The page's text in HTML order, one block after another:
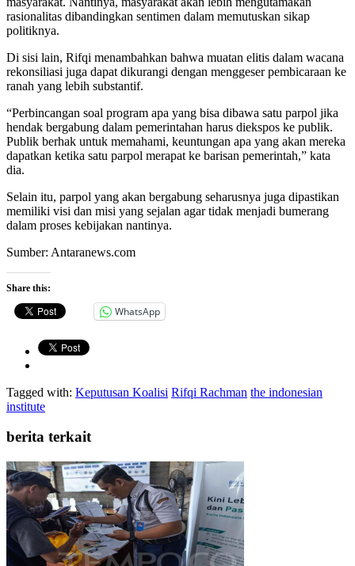
rasionalitas dibandingkan sentimen dalam memutuskan sikap
politiknya.
Di sisi lain, Rifqi menambahkan bahwa muatan elitis dalam wacana
rekonsiliasi juga dapat dikurangi dengan menggeser pembicaraan ke
ranah yang lebih substantif.
“Perbincangan soal program apa yang bisa dibawa satu parpol jika
hendak bergabung dalam pemerintahan harus diekspos ke publik.
Publik berhak untuk memahami, keuntungan apa yang akan mereka
dapatkan ketika satu parpol merapat ke barisan pemerintah,” kata
dia.
Selain itu, parpol yang akan bergabung seharusnya juga dipastikan
memiliki visi dan misi yang sejalan agar tidak menjadi bumerang
dalam proses kebijakan nantinya.
Sumber: Antaranews.com
Share this:
WhatsApp
Tagged with: Keputusan Koalisi Rifqi Rachman the indonesian
institute
berita terkait